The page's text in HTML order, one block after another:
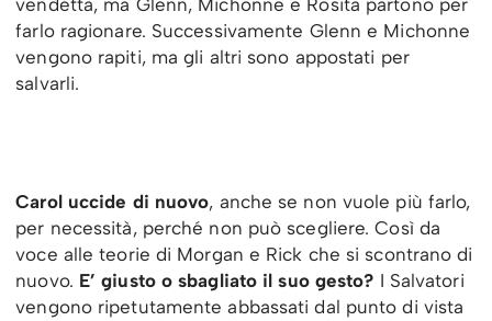
vendetta, ma Glenn, Michonne e Rosita partono per
farlo ragionare. Successivamente Glenn e Michonne
vengono rapiti, ma gli altri sono appostati per
salvarli.
Carol uccide di nuovo, anche se non vuole più farlo,
per necessità, perché non può scegliere. Così da
voce alle teorie di Morgan e Rick che si scontrano di
nuovo. E’ giusto o sbagliato il suo gesto? I Salvatori
vengono ripetutamente abbassati dal punto di vista